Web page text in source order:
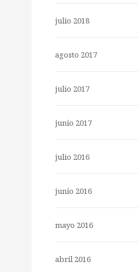
julio 2018
agosto 2017
julio 2017
junio 2017
julio 2016
junio 2016
mayo 2016
abril 2016